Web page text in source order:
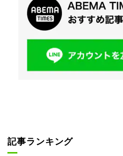
記事ランキング